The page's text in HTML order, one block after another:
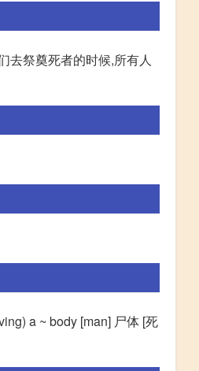
去祭奠死者的时候,所有人
a ~ body [man] 尸体 [死